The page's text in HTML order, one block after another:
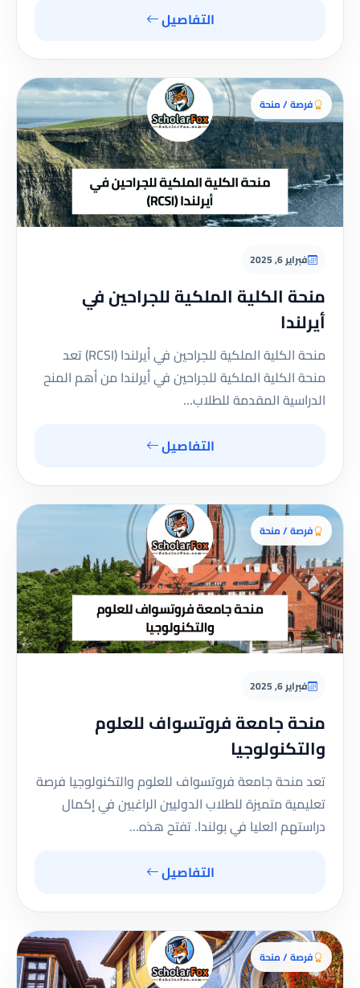
التفاصيل
فرصة / منحة
فبراير 6, 2025
منحة الكلية الملكية للجراحين في
أيرلندا
منحة الكلية الملكية للجراحين في أيرلندا (RCSI) تعد
منحة الكلية الملكية للجراحين في أيرلندا من أهم المنح
الدراسية المقدمة للطلاب…
التفاصيل
فرصة / منحة
فبراير 6, 2025
منحة جامعة فروتسواف للعلوم
والتكنولوجيا
تعد منحة جامعة فروتسواف للعلوم والتكنولوجيا فرصة
تعليمية متميزة للطلاب الدوليين الراغبين في إكمال
دراستهم العليا في بولندا. تفتح هذه…
التفاصيل
فرصة / منحة